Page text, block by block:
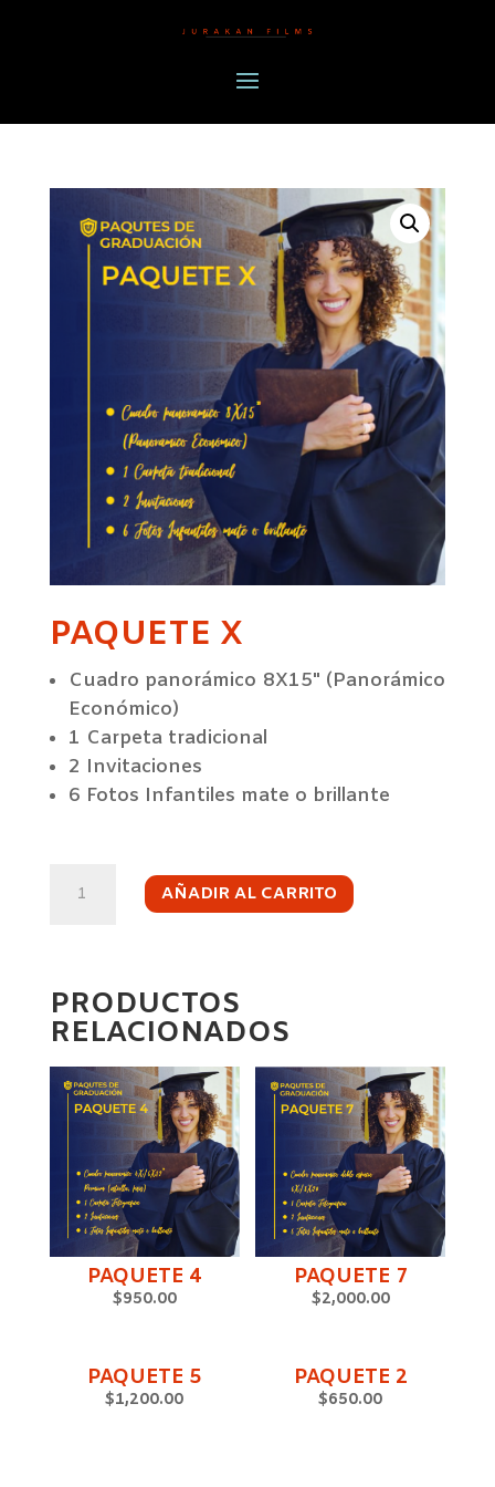
PAQUETE X
Cuadro panorámico 8X15" (Panorámico
Económico)
1 Carpeta tradicional
2 Invitaciones
6 Fotos Infantiles mate o brillante
PAQUETE
AÑADIR AL CARRITO
PRODUCTOS
RELACIONADOS
PAQUETE 4
$950.00
PAQUETE 7
$2,000.00
PAQUETE 5
$1,200.00
PAQUETE 2
$650.00